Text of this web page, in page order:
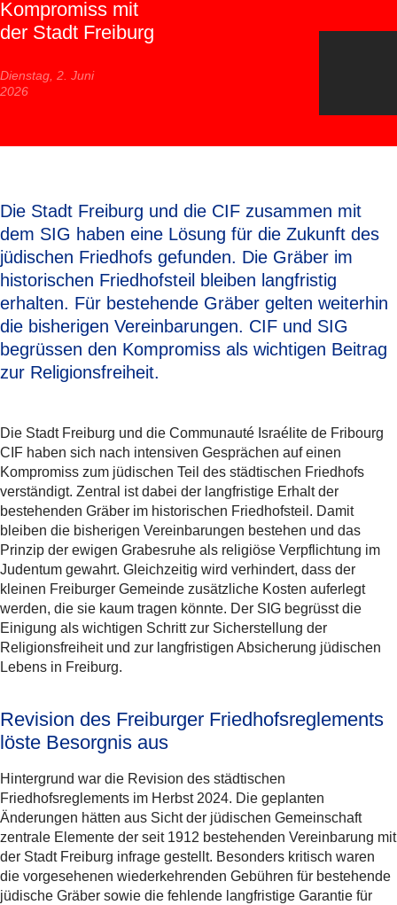
Kompromiss mit
der Stadt Freiburg
Dienstag, 2. Juni
2026
Die Stadt Freiburg und die CIF zusammen mit
dem SIG haben eine Lösung für die Zukunft des
jüdischen Friedhofs gefunden. Die Gräber im
historischen Friedhofsteil bleiben langfristig
erhalten. Für bestehende Gräber gelten weiterhin
die bisherigen Vereinbarungen. CIF und SIG
begrüssen den Kompromiss als wichtigen Beitrag
zur Religionsfreiheit.
Die Stadt Freiburg und die Communauté Israélite de Fribourg
CIF haben sich nach intensiven Gesprächen auf einen
Kompromiss zum jüdischen Teil des städtischen Friedhofs
verständigt. Zentral ist dabei der langfristige Erhalt der
bestehenden Gräber im historischen Friedhofsteil. Damit
bleiben die bisherigen Vereinbarungen bestehen und das
Prinzip der ewigen Grabesruhe als religiöse Verpflichtung im
Judentum gewahrt. Gleichzeitig wird verhindert, dass der
kleinen Freiburger Gemeinde zusätzliche Kosten auferlegt
werden, die sie kaum tragen könnte. Der SIG begrüsst die
Einigung als wichtigen Schritt zur Sicherstellung der
Religionsfreiheit und zur langfristigen Absicherung jüdischen
Lebens in Freiburg.
Revision des Freiburger Friedhofsreglements
löste Besorgnis aus
Hintergrund war die Revision des städtischen
Friedhofsreglements im Herbst 2024. Die geplanten
Änderungen hätten aus Sicht der jüdischen Gemeinschaft
zentrale Elemente der seit 1912 bestehenden Vereinbarung mit
der Stadt Freiburg infrage gestellt. Besonders kritisch waren
die vorgesehenen wiederkehrenden Gebühren für bestehende
jüdische Gräber sowie die fehlende langfristige Garantie für